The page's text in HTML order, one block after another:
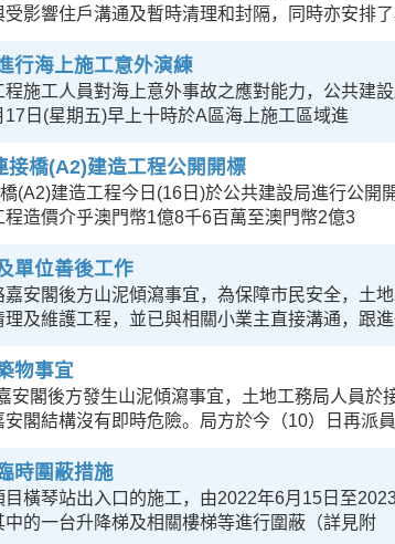
影響住戶溝通及暫時清理和封隔，同時亦安排
行海上施工意外演練
施工人員對海上意外事故之應對能力，公共建
日(星期五)早上十時於A區海上施工區域進
橋(A2)建造工程公開開標
(A2)建造工程今日(16日)於公共建設局進行公開
造價介乎澳門幣1億8千6百萬至澳門幣2億3
單位善後工作
安閣後方山泥傾瀉事宜，為保障市民安全，土
及維護工程，並已與相關小業主直接溝通，跟
物事宜
安閣後方發生山泥傾瀉事宜，土地工務局人員於
閣結構沒有即時危險。局方於今（10）日再派員
時圍蔽措施
橫琴站出入口的施工，由2022年6月15日至
的一台升降梯及相關樓梯等進行圍蔽（詳見附